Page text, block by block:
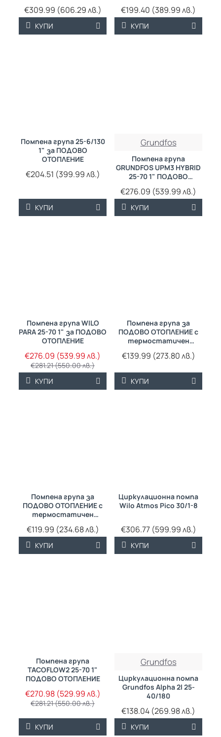
€309.99 (606.29 лв.)
КУПИ
€199.40 (389.99 лв.)
КУПИ
Помпена група 25-6/130
1" за ПОДОВО
ОТОПЛЕНИЕ
€204.51 (399.99 лв.)
КУПИ
ТРАЙНО НИСКА
Grundfos
Помпена група
GRUNDFOS UPM3 HYBRID
25-70 1" ПОДОВО
ОТОПЛЕНИЕ
€276.09 (539.99 лв.)
КУПИ
ТРАЙНО НИСКА
ЦЕНА
-2%
Помпена група WILO
PARA 25-70 1" за ПОДОВО
ОТОПЛЕНИЕ
€276.09 (539.99 лв.)
€281.21 (550.00 лв.)
КУПИ
Помпена група за
ПОДОВО ОТОПЛЕНИЕ с
термостатичен
вентил Barberi
€139.99 (273.80 лв.)
КУПИ
Помпена група за
ПОДОВО ОТОПЛЕНИЕ с
термостатичен
вентил GP Mix T
€119.99 (234.68 лв.)
КУПИ
Циркулационна помпа
Wilo Atmos Pico 30/1-8
€306.77 (599.99 лв.)
КУПИ
-4%
Помпена група
TACOFLOW2 25-70 1"
ПОДОВО ОТОПЛЕНИЕ
€270.98 (529.99 лв.)
€281.21 (550.00 лв.)
КУПИ
Grundfos
Циркулационна помпа
Grundfos Alpha 2l 25-
40/180
€138.04 (269.98 лв.)
КУПИ